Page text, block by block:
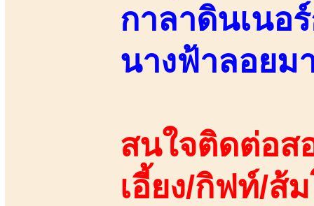
กาลาดินเนอ
นางฟ้าลอยม
สนใจติดต่อส
เอี้ยง/กิฟท์/ส้